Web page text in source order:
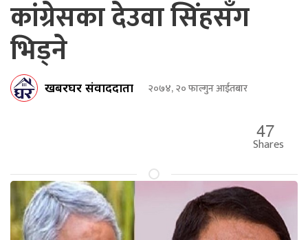
कांग्रेसका देउवा सिंहसँग
भिड्ने
खबरघर संवाददाता २०७४, २० फाल्गुन आईतबार
47
Shares